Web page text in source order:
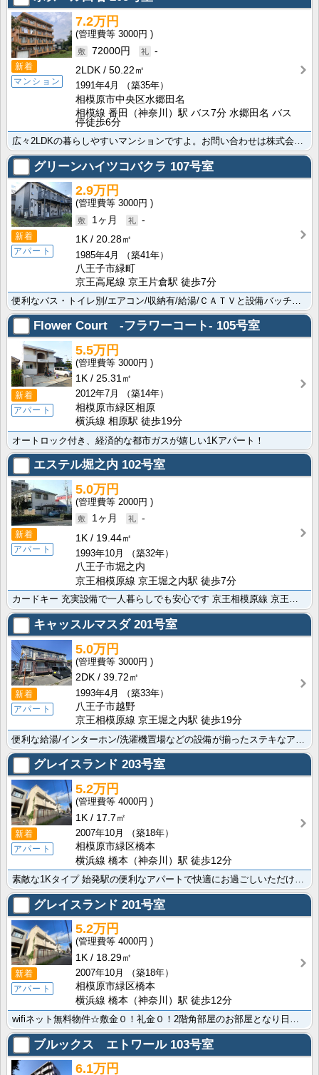
新着
マンション
7.2万円
3000円
72000円
-
2LDK
50.22㎡
1991年4月
（築35年）
相模原市中央区水郷田名
相模線 番田（神奈川）駅 バス7分 水郷田名 バス
停徒歩6分
グリーンハイツコバクラ 107号室
新着
アパート
2.9万円
3000円
1ヶ月
-
1K
20.28㎡
1985年4月
（築41年）
八王子市緑町
京王高尾線 京王片倉駅 徒歩7分
Flower Court -フラワーコート- 105号室
新着
アパート
5.5万円
3000円
1K
25.31㎡
2012年7月
（築14年）
相模原市緑区相原
横浜線 相原駅 徒歩19分
オートロック付き、経済的な都市ガスが嬉しい1Kアパート！
エステル堀之内 102号室
新着
アパート
5.0万円
2000円
1ヶ月
-
1K
19.44㎡
1993年10月
（築32年）
八王子市堀之内
京王相模原線 京王堀之内駅 徒歩7分
カードキー 充実設備で一人暮らしでも安心です 京王相模原線 京王多摩センター駅まで徒歩30分で通勤・･･･
キャッスルマスダ201号室
新着
アパート
5.0万円
3000円
2DK
39.72㎡
1993年4月
（築33年）
八王子市越野
京王相模原線 京王堀之内駅 徒歩19分
グレイスランド 203号室
新着
アパート
5.2万円
4000円
1K
17.7㎡
2007年10月
（築18年）
相模原市緑区橋本
横浜線 橋本（神奈川）駅 徒歩12分
グレイスランド 201号室
新着
アパート
5.2万円
4000円
1K
18.29㎡
2007年10月
（築18年）
相模原市緑区橋本
横浜線 橋本（神奈川）駅 徒歩12分
ブルックス エトワール103号室
6.1万円